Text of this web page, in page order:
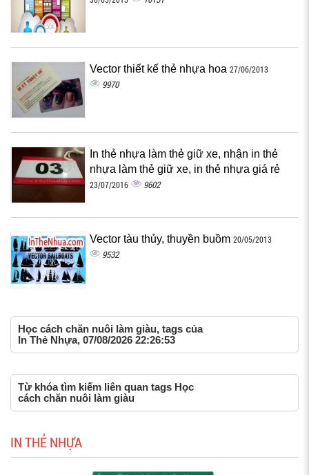
Vector thiết kế thẻ nhựa hoa 27/06/2013
9970
In thẻ nhựa làm thẻ giữ xe, nhận in thẻ
nhựa làm thẻ giữ xe, in thẻ nhựa giá rẻ
23/07/2016 9602
Vector tàu thủy, thuyền buồm 20/05/2013
9532
Học cách chăn nuôi làm giàu, tags của
In Thẻ Nhựa, 07/08/2026 22:26:53
Từ khóa tìm kiếm liên quan tags Học
cách chăn nuôi làm giàu
IN THẺ NHỰA